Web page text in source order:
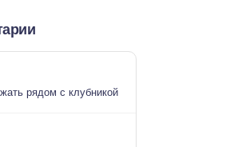
рядом с клубникой